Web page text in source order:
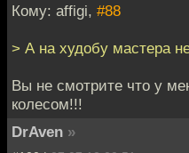
Кому: affigi, #88
> А на худобу мастера
Вы не смотрите что у
колесом!!!
DrAven »